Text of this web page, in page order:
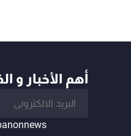
أهم الأخبار و